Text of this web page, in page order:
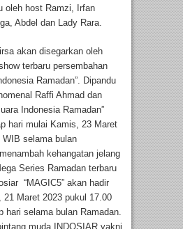
oleh host Ramzi, Irfan
Abdel dan Lady Rara.
akan disegarkan oleh
terbaru persembahan
Ramadan”. Dipandu
Raffi Ahmad dan
Indonesia Ramadan”
hari mulai Kamis, 23 Maret
WIB selama bulan
kehangatan jelang
Series Ramadan terbaru
“MAGIC5” akan hadir
21 Maret 2023 pukul 17.00
hari selama bulan Ramadan.
muda INDOSIAR yakni